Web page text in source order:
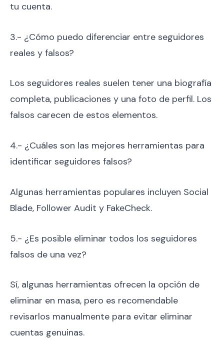
tu cuenta.
3.- ¿Cómo puedo diferenciar entre seguidores
reales y falsos?
Los seguidores reales suelen tener una biografía
completa, publicaciones y una foto de perfil. Los
falsos carecen de estos elementos.
4.- ¿Cuáles son las mejores herramientas para
identificar seguidores falsos?
Algunas herramientas populares incluyen Social
Blade, Follower Audit y FakeCheck.
5.- ¿Es posible eliminar todos los seguidores
falsos de una vez?
Sí, algunas herramientas ofrecen la opción de
eliminar en masa, pero es recomendable
revisarlos manualmente para evitar eliminar
cuentas genuinas.